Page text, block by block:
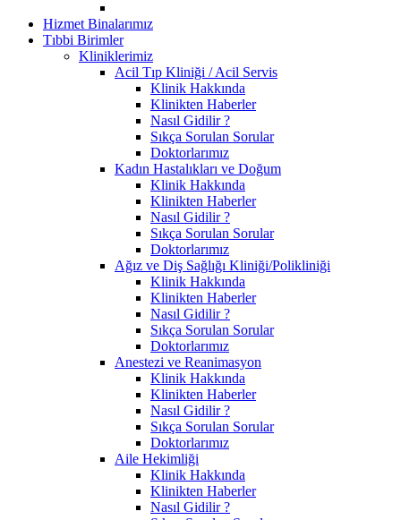
Hizmet Binalarımız
Tıbbi Birimler
Kliniklerimiz
Acil Tıp Kliniği / Acil Servis
Klinik Hakkında
Klinikten Haberler
Nasıl Gidilir ?
Sıkça Sorulan Sorular
Doktorlarımız
Kadın Hastalıkları ve Doğum
Klinik Hakkında
Klinikten Haberler
Nasıl Gidilir ?
Sıkça Sorulan Sorular
Doktorlarımız
Ağız ve Diş Sağlığı Kliniği/Polikliniği
Klinik Hakkında
Klinikten Haberler
Nasıl Gidilir ?
Sıkça Sorulan Sorular
Doktorlarımız
Anestezi ve Reanimasyon
Klinik Hakkında
Klinikten Haberler
Nasıl Gidilir ?
Sıkça Sorulan Sorular
Doktorlarımız
Aile Hekimliği
Klinik Hakkında
Klinikten Haberler
Nasıl Gidilir ?